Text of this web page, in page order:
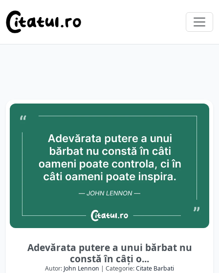
Adevărata putere a unui bărbat nu
constă în câți o...
Autor: John Lennon | Categorie:Citate Barbati